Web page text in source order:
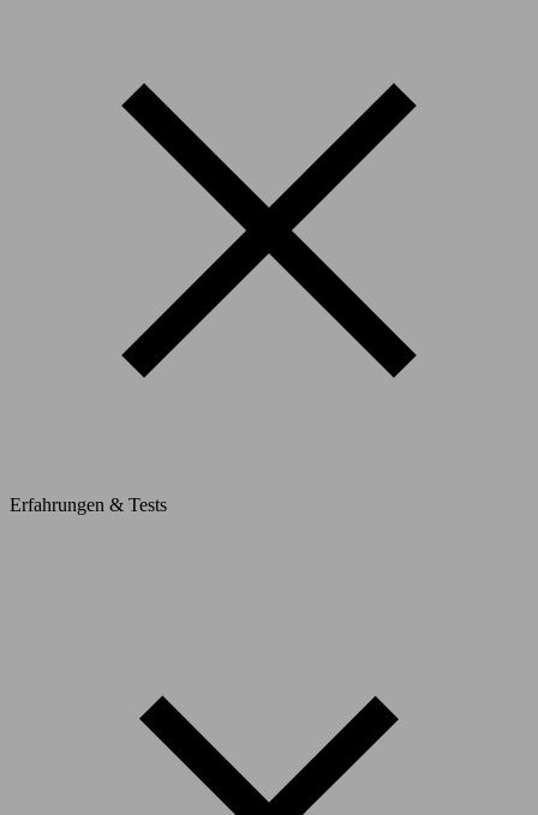
Erfahrungen & Tests